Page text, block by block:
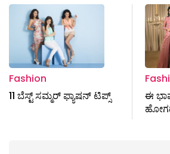
Fashion
11 ಬೆಸ್ಟ್ ಸಮ್ಮರ್‌ ಫ್ಯಾಷನ್‌ ಟಿಪ್ಸ್
ಈ